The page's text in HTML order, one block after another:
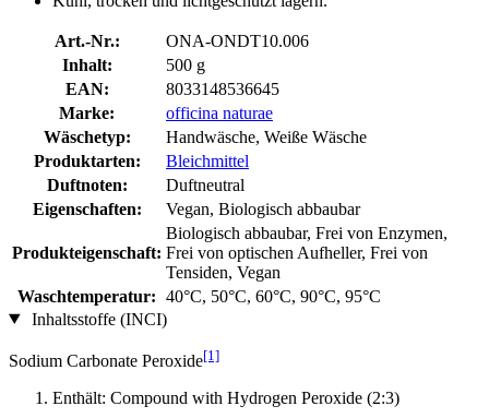
Art.-Nr.:
ONA-ONDT10.006
Inhalt:
500 g
EAN:
8033148536645
Marke:
officina naturae
Wäschetyp:
Handwäsche, Weiße Wäsche
Produktarten:
Bleichmittel
Duftnoten:
Duftneutral
Eigenschaften:
Vegan, Biologisch abbaubar
Produkteigenschaft:
Biologisch abbaubar, Frei von Enzymen,
Frei von optischen Aufheller, Frei von
Tensiden, Vegan
Waschtemperatur: 40°C, 50°C, 60°C, 90°C, 95°C
Inhaltsstoffe (INCI)
Sodium Carbonate Peroxide[1]
Enthält: Compound with Hydrogen Peroxide (2:3)